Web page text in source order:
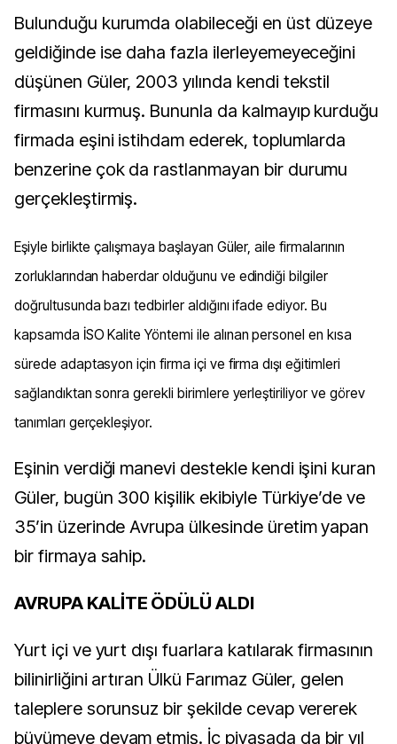
Bulunduğu kurumda olabileceği en üst düzeye
geldiğinde ise daha fazla ilerleyemeyeceğini
düşünen Güler, 2003 yılında kendi tekstil
firmasını kurmuş. Bununla da kalmayıp kurduğu
firmada eşini istihdam ederek, toplumlarda
benzerine çok da rastlanmayan bir durumu
gerçekleştirmiş.
Eşiyle birlikte çalışmaya başlayan Güler, aile firmalarının
zorluklarından haberdar olduğunu ve edindiği bilgiler
doğrultusunda bazı tedbirler aldığını ifade ediyor. Bu
kapsamda İSO Kalite Yöntemi ile alınan personel en kısa
sürede adaptasyon için firma içi ve firma dışı eğitimleri
sağlandıktan sonra gerekli birimlere yerleştiriliyor ve görev
tanımları gerçekleşiyor.
Eşinin verdiği manevi destekle kendi işini kuran
Güler, bugün 300 kişilik ekibiyle Türkiye’de ve
35’in üzerinde Avrupa ülkesinde üretim yapan
bir firmaya sahip.
AVRUPA KALİTE ÖDÜLÜ ALDI
Yurt içi ve yurt dışı fuarlara katılarak firmasının
bilinirliğini artıran Ülkü Farımaz Güler, gelen
taleplere sorunsuz bir şekilde cevap vererek
büyümeye devam etmiş. İç piyasada da bir yıl